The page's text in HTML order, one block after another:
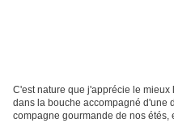
C'est nature que j'apprécie le mieux
dans la bouche accompagné d'une
compagne gourmande de nos étés,